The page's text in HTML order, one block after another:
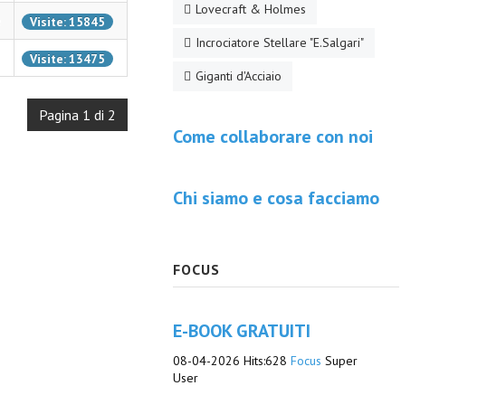
Visite: 15845
Visite: 13475
Pagina 1 di 2
Lovecraft & Holmes
Incrociatore Stellare "E.Salgari"
Giganti d'Acciaio
Come collaborare con noi
Chi siamo e cosa facciamo
FOCUS
E-BOOK GRATUITI
08-04-2026 Hits:628 Focus Super
User